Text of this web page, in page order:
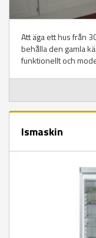
Att äga ett hus från
behålla den gamla
funktionellt och
Ismaskin